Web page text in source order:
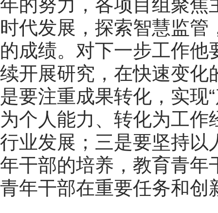
年的努力，各项目组聚焦
时代发展，探索智慧监
的成绩。对下一步工作
续开展研究，在快速变化
是要注重成果转化，实现
为个人能力、转化为工
行业发展；三是要坚持以
年干部的培养，教育青年
青年干部在重要任务和创